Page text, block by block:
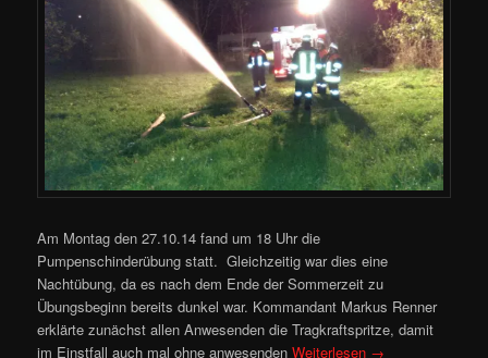
Am Montag den 27.10.14 fand um 18 Uhr die
Pumpenschinderübung statt. Gleichzeitig war dies eine
Nachtübung, da es nach dem Ende der Sommerzeit zu
Übungsbeginn bereits dunkel war. Kommandant Markus Renner
erklärte zunächst allen Anwesenden die Tragkraftspritze, damit
im Einstfall auch mal ohne anwesendenWeiterlesen →